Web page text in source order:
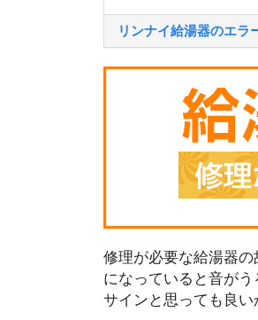
リンナイ給湯器のエラ
修理が必要な給湯器
になっていると音が
サインと思っても良い